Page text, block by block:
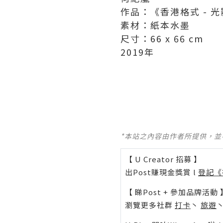
作品：《香港格式 - 光
素材：紙本水墨
尺寸：66 x 66 cm
2019年
*本站之內容由作者所提供，
【 U Creator 招募 】
出Post賺現金獎賞 l 登記
【 睇Post + 參加品牌活動
瀏覽更多社群 打卡 丶 旅遊